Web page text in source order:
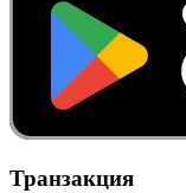
Транзакция